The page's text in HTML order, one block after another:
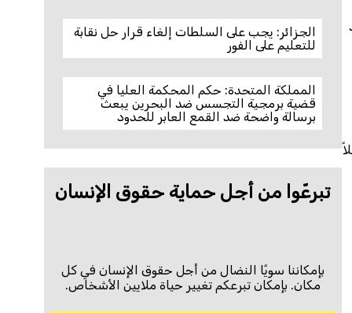
الجزائر: يجب على السلطات إلغاء قرار حل نقابة
للتعليم على الفور
المملكة المتحدة: حكم المحكمة العليا في
قضية برمجية التجسس ضد البحرين يبعث
برسالة واضحة ضد القمع العابر للحدود
تبرعّوا من أجل حماية حقوق الإنسان
بإمكاننا سويًا النضال من أجل حقوق الإنسان في كل
مكان. بإمكان تبرعكم تغيير حياة ملايين الأشخاص.